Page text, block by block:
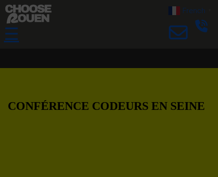
☰
French
CONFÉRENCE CODEURS EN SEINE